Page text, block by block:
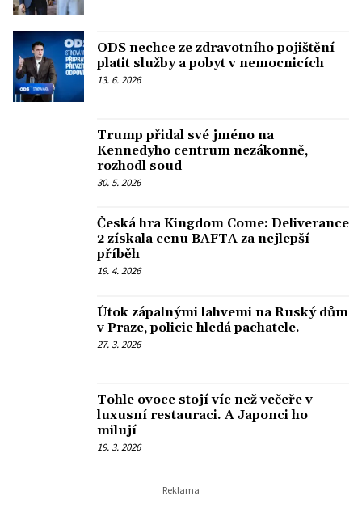
ODS nechce ze zdravotního pojištění
platit služby a pobyt v nemocnicích
13. 6. 2026
Trump přidal své jméno na
Kennedyho centrum nezákonně,
rozhodl soud
30. 5. 2026
Česká hra Kingdom Come: Deliverance
2 získala cenu BAFTA za nejlepší
příběh
19. 4. 2026
Útok zápalnými lahvemi na Ruský dům
v Praze, policie hledá pachatele.
27. 3. 2026
Tohle ovoce stojí víc než večeře v
luxusní restauraci. A Japonci ho
milují
19. 3. 2026